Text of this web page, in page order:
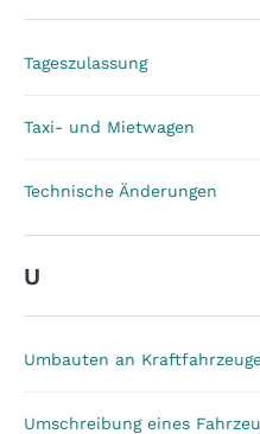
Tageszulassung
Taxi- und Mietwagen
Technische Änderungen
U
Umbauten an
Umschreibung eines